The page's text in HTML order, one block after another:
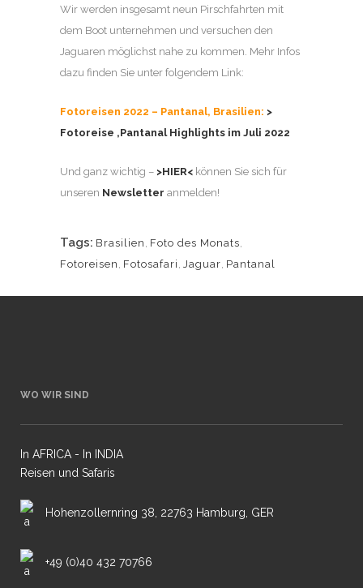
Wir werden insgesamt neun Pirschfahrten mit
dem Boot unternehmen und versuchen den
Jaguaren möglichst nahe zu kommen. Mehr Infos
dazu finden Sie unter folgendem Link:
Fotoreisen 2022 – Pantanal, Brasilien: >
Fotoreise ‚Pantanal Highlights im Juli 2022
Und ganz wichtig – >HIER< können Sie sich für
unseren Newsletter anmelden!
Tags: Brasilien , Foto des Monats,
Fotoreisen , Fotosafari , Jaguar, Pantanal
WO WIR SIND
In AFRICA - In INDIA
Reisen und Safaris
Hohenzollernring 38, 22763 Hamburg, GER
+49 (0)40 432 70766